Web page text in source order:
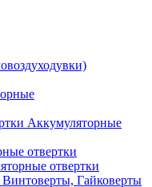
Аккумуляторные
отвертки
отвертки